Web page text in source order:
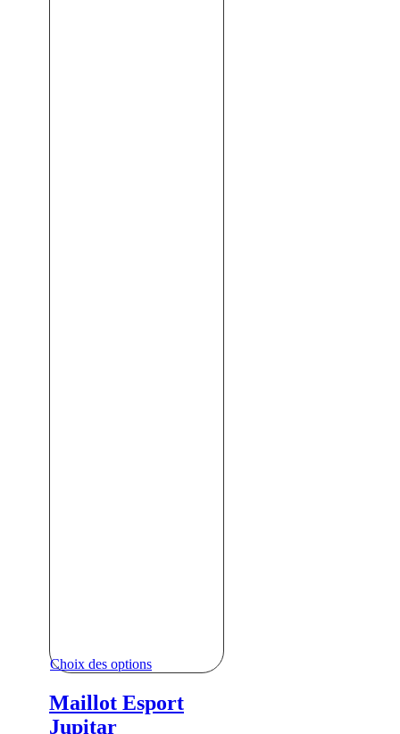
Choix des options
Maillot Esport
Jupitar